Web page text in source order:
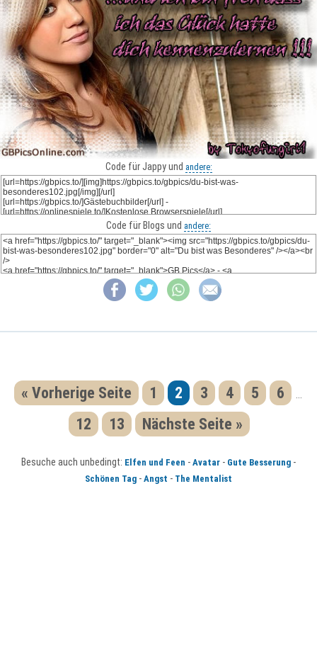
Code für Jappy und andere:
Code für Blogs und andere:
« Vorherige Seite 1 2 3 4 5 6 ...
12 13 Nächste Seite »
Besuche auch unbedingt: Elfen und Feen - Avatar - Gute Besserung -
Schönen Tag - Angst - The Mentalist